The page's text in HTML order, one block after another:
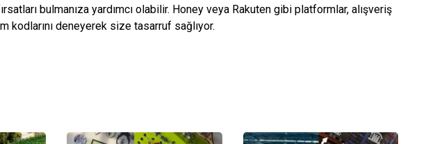
bulmanıza yardımcı olabilir. Honey veya Rakuten gibi platformlar, alışveriş
kodlarını deneyerek size tasarruf sağlıyor.